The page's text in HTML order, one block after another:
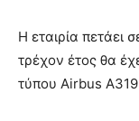
Η εταιρία πετάει
τρέχον έτος θα
τύπου Airbus